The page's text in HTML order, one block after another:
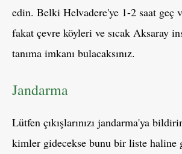
edin. Belki Helvadere'ye 1-2 saat geç
fakat çevre köyleri ve sıcak Aksaray
tanıma imkanı bulacaksınız.
Jandarma
Lütfen çıkışlarınızı jandarma'ya
kimler gidecekse bunu bir liste haline